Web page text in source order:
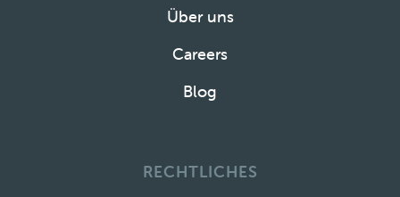
Über uns
Careers
Blog
RECHTLICHES